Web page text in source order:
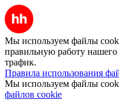
Мы используем файлы
правильную работу нашего
трафик.
Правила использования
Мы используем файлы
файлов cookie